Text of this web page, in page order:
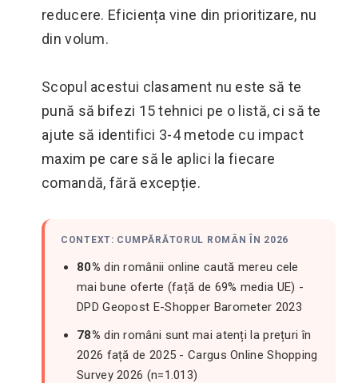
reducere. Eficiența vine din prioritizare, nu
din volum.
Scopul acestui clasament nu este să te
pună să bifezi 15 tehnici pe o listă, ci să te
ajute să identifici 3-4 metode cu impact
maxim pe care să le aplici la fiecare
comandă, fără excepție.
CONTEXT: CUMPĂRĂTORUL ROMÂN ÎN 2026
80% din românii online caută mereu cele
mai bune oferte (față de 69% media UE) -
DPD Geopost E-Shopper Barometer 2023
78% din români sunt mai atenți la prețuri în
2026 față de 2025 - Cargus Online Shopping
Survey 2026 (n=1.013)